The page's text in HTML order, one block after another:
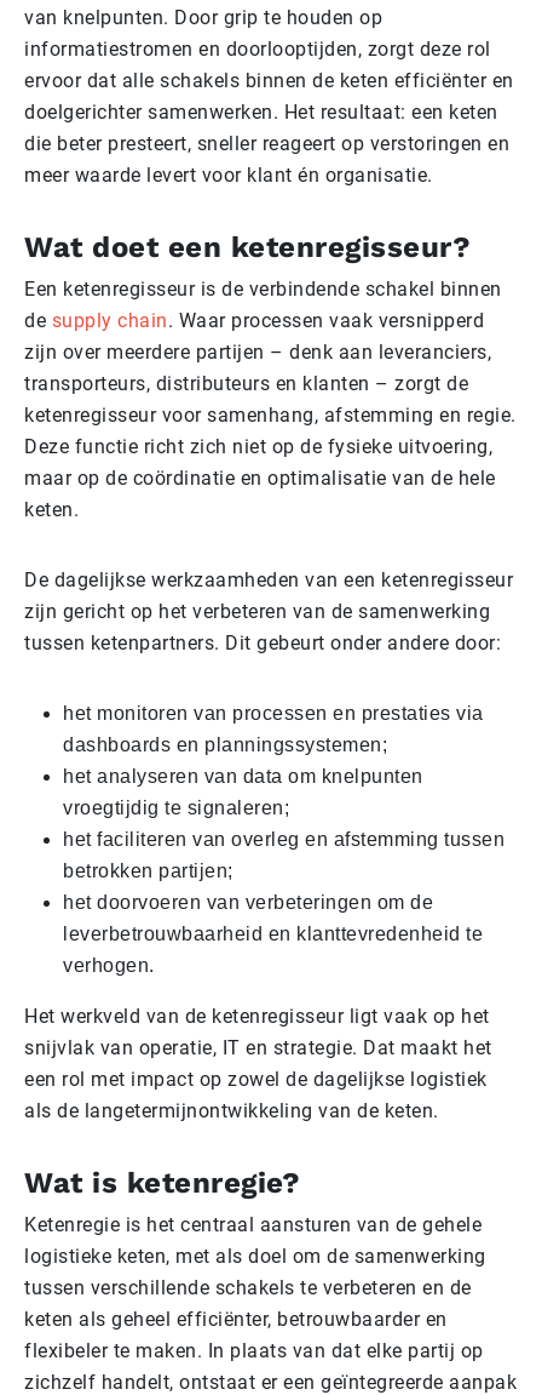
van knelpunten. Door grip te houden op
informatiestromen en doorlooptijden, zorgt deze rol
ervoor dat alle schakels binnen de keten efficiënter en
doelgerichter samenwerken. Het resultaat: een keten
die beter presteert, sneller reageert op verstoringen en
meer waarde levert voor klant én organisatie.
Wat doet een ketenregisseur?
Een ketenregisseur is de verbindende schakel binnen
de supply chain. Waar processen vaak versnipperd
zijn over meerdere partijen – denk aan leveranciers,
transporteurs, distributeurs en klanten – zorgt de
ketenregisseur voor samenhang, afstemming en regie.
Deze functie richt zich niet op de fysieke uitvoering,
maar op de coördinatie en optimalisatie van de hele
keten.
De dagelijkse werkzaamheden van een ketenregisseur
zijn gericht op het verbeteren van de samenwerking
tussen ketenpartners. Dit gebeurt onder andere door:
het monitoren van processen en prestaties via
dashboards en planningssystemen;
het analyseren van data om knelpunten
vroegtijdig te signaleren;
het faciliteren van overleg en afstemming tussen
betrokken partijen;
het doorvoeren van verbeteringen om de
leverbetrouwbaarheid en klanttevredenheid te
verhogen.
Het werkveld van de ketenregisseur ligt vaak op het
snijvlak van operatie, IT en strategie. Dat maakt het
een rol met impact op zowel de dagelijkse logistiek
als de langetermijnontwikkeling van de keten.
Wat is ketenregie?
Ketenregie is het centraal aansturen van de gehele
logistieke keten, met als doel om de samenwerking
tussen verschillende schakels te verbeteren en de
keten als geheel efficiënter, betrouwbaarder en
flexibeler te maken. In plaats van dat elke partij op
zichzelf handelt, ontstaat er een geïntegreerde aanpak